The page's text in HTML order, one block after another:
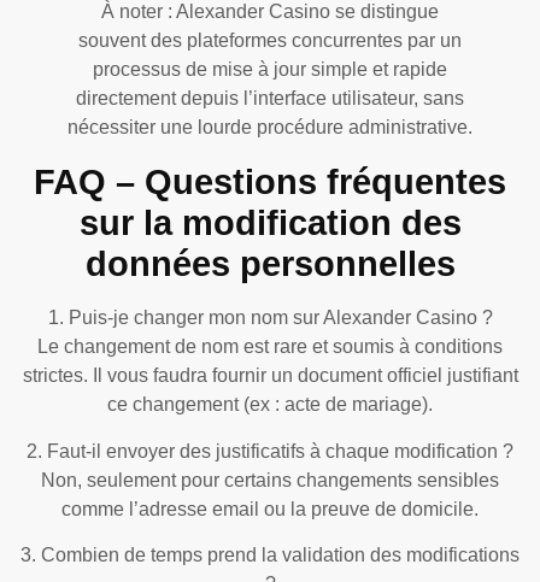
À noter : Alexander Casino se distingue
souvent des plateformes concurrentes par un
processus de mise à jour simple et rapide
directement depuis l’interface utilisateur, sans
nécessiter une lourde procédure administrative.
FAQ – Questions fréquentes
sur la modification des
données personnelles
1. Puis-je changer mon nom sur Alexander Casino ?
Le changement de nom est rare et soumis à conditions
strictes. Il vous faudra fournir un document officiel justifiant
ce changement (ex : acte de mariage).
2. Faut-il envoyer des justificatifs à chaque modification ?
Non, seulement pour certains changements sensibles
comme l’adresse email ou la preuve de domicile.
3. Combien de temps prend la validation des modifications